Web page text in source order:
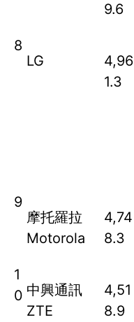
9.6
8
LG
4,96
1.3
9
摩托羅拉
Motorola
4,74
8.3
1
0 中興通訊
ZTE
4,51
8.9